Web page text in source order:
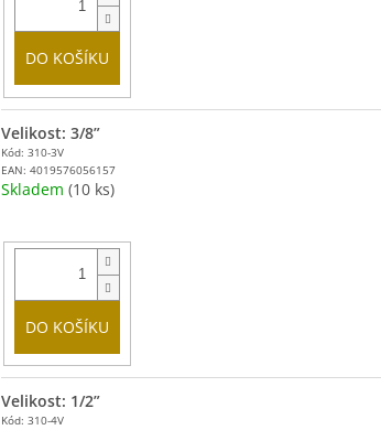
DO KOŠÍKU
Kód: 310-3V
EAN: 4019576056157
Velikost: 3/8”
Skladem (10 ks)
DO KOŠÍKU
Kód: 310-4V
Velikost: 1/2”